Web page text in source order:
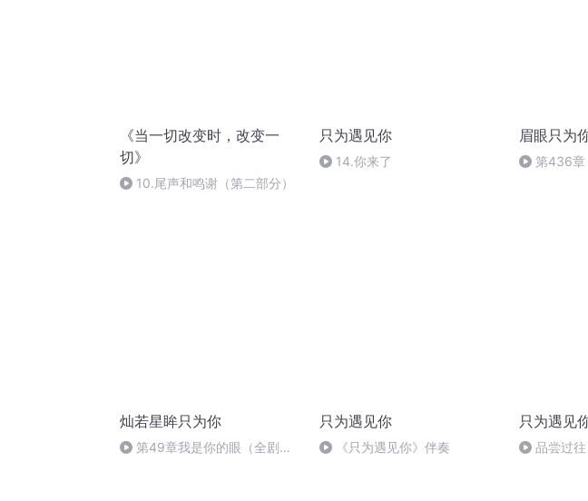
《当一切改变时，改变一
切》
10.尾声和鸣谢（第二部分）
只为遇见你
14.你来了
眉眼只为
第436章
灿若星眸只为你
第49章我是你的眼（全剧
只为遇见你
《只为遇见你》伴奏
只为遇见
品尝过往